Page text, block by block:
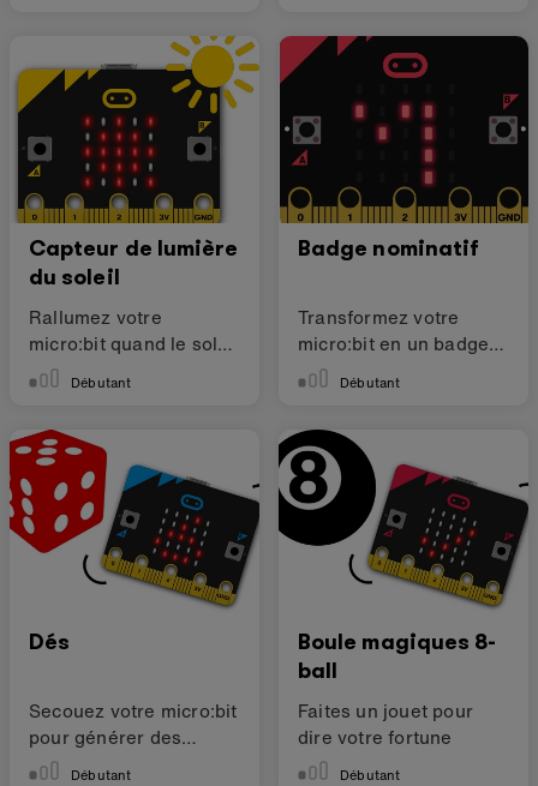
Capteur de lumière
du soleil
Rallumez votre
micro:bit quand le soleil
se lèveDébutant
Badge nominatif
Transformez votre
micro:bit en un badge
nominatif animé
Débutant
Dés
Secouez votre micro:bit
pour générer des
nombres aléatoires
Débutant
Boule magiques 8-
ball
Faites un jouet pour
dire votre fortune
Débutant